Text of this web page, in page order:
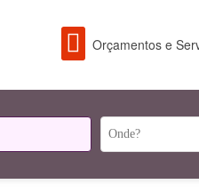
Orçamentos e